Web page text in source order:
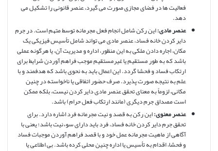
فعالیت ها در فضای مجازی صورت می گیرد، عنصر قانونی را تشکیل می
دهد.
عنصر مادی:این رکن شامل انجام فعل مجرمانه توسط متهم است. در جرم
دایر کردن خانه فساد، عنصر مادی می تواند شامل تأسیس فیزیکی یک
مکان، اجاره دادن ملکی به این منظور، اداره و مدیریت آن، یا هرگونه عملی
باشد که به طور مستقیم یا غیرمستقیم موجب فراهم آوردن شرایط برای
ارتکاب فساد و فحشا گردد. این اعمال باید به نحوی باشد که هدفمند و با
علم به نتیجه صورت پذیرد. صرف حضور اتفاقی یا ناخواسته در چنین
مکانی، لزوماً به معنای تحقق عنصر مادی دایر کردن نیست، بلکه ممکن
است مصداق جرم دیگری (مانند ارتکاب فعل حرام) باشد.
عنصر معنوی:این رکن به قصد و نیت مجرمانه فرد اشاره دارد. برای
تحقق جرم دایر کردن خانه فساد، فرد باید دارای سوءنیت باشد؛ یعنی با
آگاهی از ماهیت مجرمانه عمل خود و با قصد فراهم آوردن موجبات فساد
و فحشا، اقدام به تأسیس یا اداره چنین محلی کرده باشد. بی اطلاعی یا